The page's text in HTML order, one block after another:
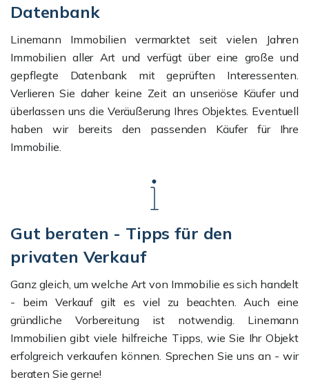
Datenbank
Linemann Immobilien vermarktet seit vielen Jahren
Immobilien aller Art und verfügt über eine große und
gepflegte Datenbank mit geprüften Interessenten.
Verlieren Sie daher keine Zeit an unseriöse Käufer und
überlassen uns die Veräußerung Ihres Objektes. Eventuell
haben wir bereits den passenden Käufer für Ihre
Immobilie.
Gut beraten - Tipps für den
privaten Verkauf
Ganz gleich, um welche Art von Immobilie es sich handelt
- beim Verkauf gilt es viel zu beachten. Auch eine
gründliche Vorbereitung ist notwendig. Linemann
Immobilien gibt viele hilfreiche Tipps, wie Sie Ihr Objekt
erfolgreich verkaufen können. Sprechen Sie uns an - wir
beraten Sie gerne!